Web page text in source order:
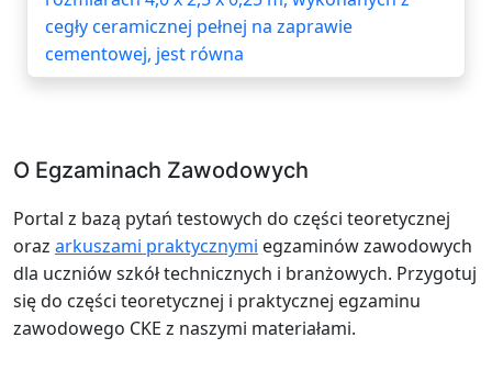
cegły ceramicznej pełnej na zaprawie
cementowej, jest równa
O Egzaminach Zawodowych
Portal z bazą pytań testowych do części teoretycznej
oraz arkuszami praktycznymi egzaminów zawodowych
dla uczniów szkół technicznych i branżowych. Przygotuj
się do części teoretycznej i praktycznej egzaminu
zawodowego CKE z naszymi materiałami.